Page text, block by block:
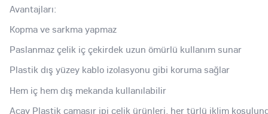
Avantajları:
Kopma ve sarkma yapmaz
Paslanmaz çelik iç çekirdek uzun ömürlü kullanım sunar
Plastik dış yüzey kablo izolasyonu gibi koruma sağlar
Hem iç hem dış mekanda kullanılabilir
Acay Plastik çamaşır ipi çelik ürünleri, her türlü iklim